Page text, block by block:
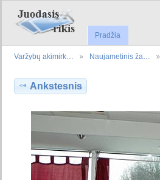
Pradžia
Varžybų akimirk… Naujametinis ža…
Ankstesnis